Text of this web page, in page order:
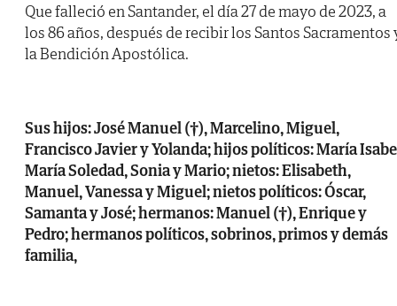
Que falleció en Santander, el día 27 de mayo de 2023, a
los 86 años, después de recibir los Santos Sacramentos
la Bendición Apostólica.
Sus hijos: José Manuel (†), Marcelino, Miguel,
Francisco Javier y Yolanda; hijos políticos: María
María Soledad, Sonia y Mario; nietos: Elisabeth,
Manuel, Vanessa y Miguel; nietos políticos: Óscar,
Samanta y José; hermanos: Manuel (†), Enrique y
Pedro; hermanos políticos, sobrinos, primos y demás
familia,